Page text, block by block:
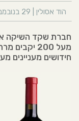
הוד אסולין 29 בנובמבר 2024
מעל 200
חידושים מעניינים